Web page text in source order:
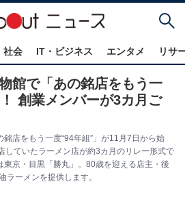
社会 IT・ビジネス エンタメ リサ
館で「あの銘店をもう一
創業メンバーが3カ月ご
店をもう一度“94年組”」が11月7日から始
していたラーメン店が約3カ月のリレー形式で
京・目黒「勝丸」。80歳を迎える店主・後
ラーメンを提供します。